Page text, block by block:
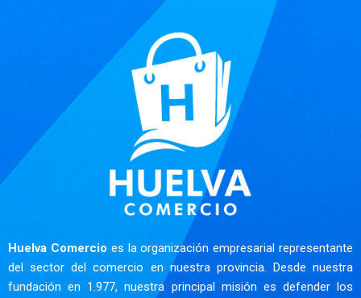
Huelva Comercio es la organización empresarial representante
del sector del comercio en nuestra provincia. Desde nuestra
fundación en 1.977, nuestra principal misión es defender los